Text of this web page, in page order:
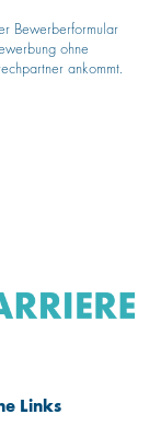
Bewerberformular
ohne
ankommt.
Links